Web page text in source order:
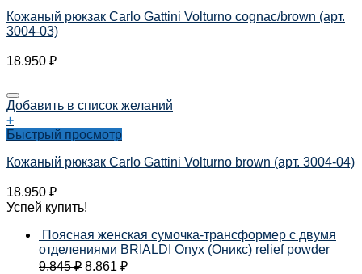
Кожаный рюкзак Carlo Gattini Volturno cognac/brown (арт.
3004-03)
18.950 ₽
Добавить в список желаний
+
Быстрый просмотр
Кожаный рюкзак Carlo Gattini Volturno brown (арт. 3004-04)
18.950 ₽
Успей купить!
Поясная женская сумочка-трансформер с двумя
отделениями BRIALDI Onyx (Оникс) relief powder
9.845₽ 8.861 ₽